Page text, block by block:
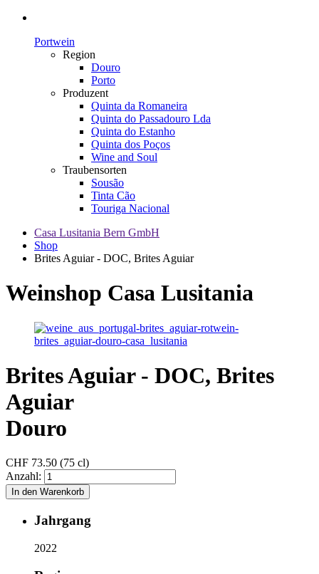
Portwein
Region
Douro
Porto
Produzent
Quinta da Romaneira
Quinta do Passadouro Lda
Quinta do Estanho
Quinta dos Poços
Wine and Soul
Traubensorten
Sousão
Tinta Cão
Touriga Nacional
Casa Lusitania Bern GmbH
Shop
Brites Aguiar - DOC, Brites Aguiar
Weinshop Casa Lusitania
Brites Aguiar - DOC, Brites
Aguiar
Douro
CHF 73.50 (75 cl)
Anzahl:
Jahrgang
2022